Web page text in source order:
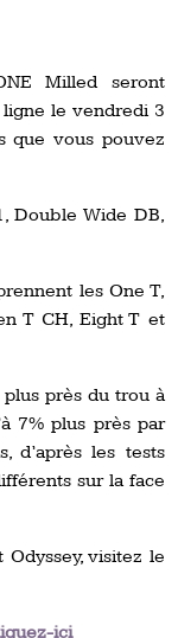
Milled seront
le vendredi 3
que vous pouvez
Double Wide DB,
les One T,
T CH, Eight T et
près du trou à
7% plus près par
d’après les tests
sur la face
Odyssey, visitez le
ici